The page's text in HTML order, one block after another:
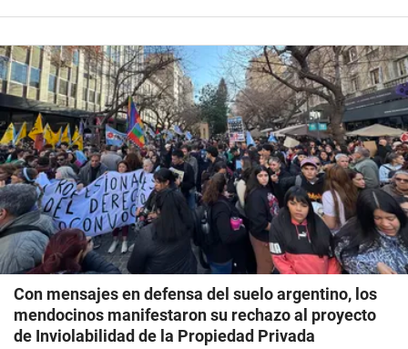
Con mensajes en defensa del suelo argentino, los
mendocinos manifestaron su rechazo al proyecto
de Inviolabilidad de la Propiedad Privada